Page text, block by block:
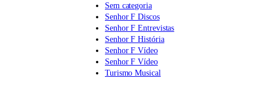
Sem categoria
Senhor F Discos
Senhor F Entrevistas
Senhor F História
Senhor F Vídeo
Senhor F Vídeo
Turismo Musical